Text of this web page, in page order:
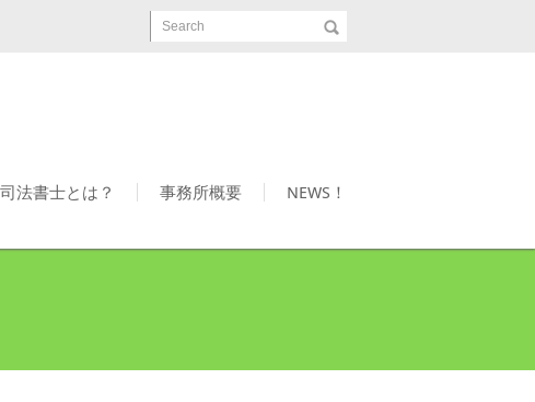
Search
司法書士とは？ 事務所概要 NEWS！